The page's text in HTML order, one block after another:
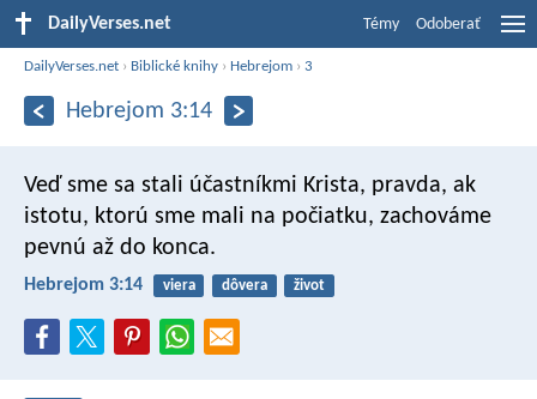
DailyVerses.net Témy Odoberať
DailyVerses.net › Biblické knihy › Hebrejom ›3
Hebrejom 3:14
Veď sme sa stali účastníkmi Krista, pravda, ak
istotu, ktorú sme mali na počiatku, zachováme
pevnú až do konca.
Hebrejom 3:14 viera dôvera život